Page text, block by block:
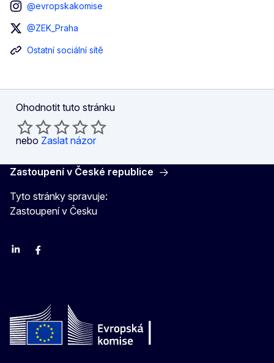
@evropskakomise
@ZEK_Praha
Ostatní sociální sítě
Ohodnotit tuto stránku
nebo Zaslat názor
Zastoupení v České republice
Tyto stránky spravuje:
Zastoupení v Česku
LinkedinFacebook